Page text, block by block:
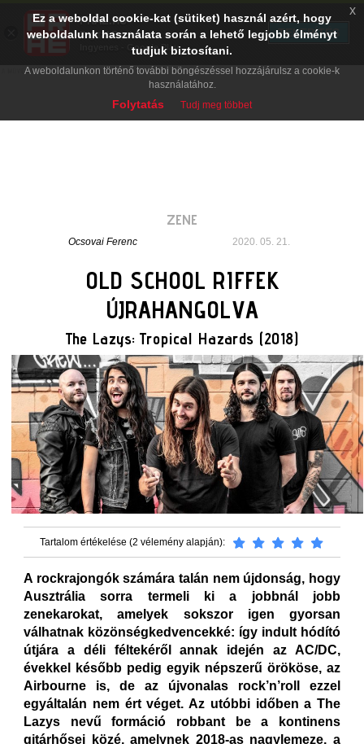
ZENE
Ocsovai Ferenc 2020. 05. 21.
OLD SCHOOL RIFFEK
ÚJRAHANGOLVA
The Lazys: Tropical Hazards (2018)
Tartalom értékelése (2 vélemény alapján):
A rockrajongók számára talán nem újdonság, hogy
Ausztrália sorra termeli ki a jobbnál jobb
zenekarokat, amelyek sokszor igen gyorsan
válhatnak közönségkedvencekké: így indult hódító
útjára a déli féltekéről annak idején az AC/DC,
évekkel később pedig egyik népszerű örököse, az
Airbourne is, de az újvonalas rock’n’roll ezzel
egyáltalán nem ért véget. Az utóbbi időben a The
Lazys nevű formáció robbant be a kontinens
gitárhősei közé, amelynek 2018-as nagylemeze, a
Ez a weboldal cookie-kat (sütiket) használ azért, hogy
weboldalunk használata során a lehető legjobb élményt
tudjuk biztosítani.
A weboldalunkon történő további böngészéssel hozzájárulsz a cookie-k
használatához.
Folytatás Tudj meg többet
x
PRAE.HU
Digital Evolution
Ingyenes - Google Play
TELEPÍTÉS